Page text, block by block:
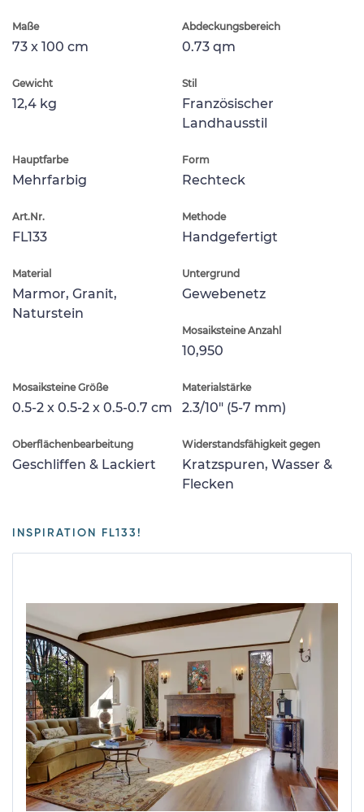
Maße
73 x 100 cm
Abdeckungsbereich
0.73 qm
Gewicht
12,4 kg
Stil
Französischer
Landhausstil
Hauptfarbe
Mehrfarbig
Form
Rechteck
Art.Nr.
FL133
Methode
Handgefertigt
Material
Marmor, Granit,
Naturstein
Untergrund
Gewebenetz
Mosaiksteine Anzahl
10,950
Mosaiksteine Größe
0.5-2 x 0.5-2 x 0.5-0.7 cm
Materialstärke
2.3/10" (5-7 mm)
Oberflächenbearbeitung
Geschliffen & Lackiert
Widerstandsfähigkeit gegen
Kratzspuren, Wasser &
Flecken
INSPIRATION FL133!